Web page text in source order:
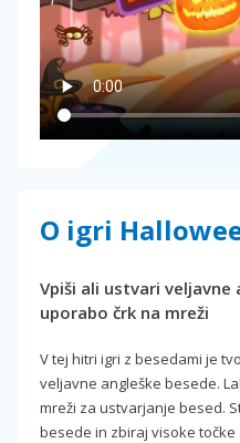
O igri
Vpiši ali ustvari veljavne
uporabo črk na mreži
V tej hitri igri z besedami je
veljavne angleške besede.
mreži za ustvarjanje besed.
besede in zbiraj visoke